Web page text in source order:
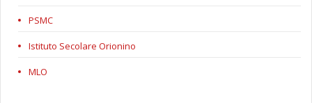
PSMC
Istituto Secolare Orionino
MLO